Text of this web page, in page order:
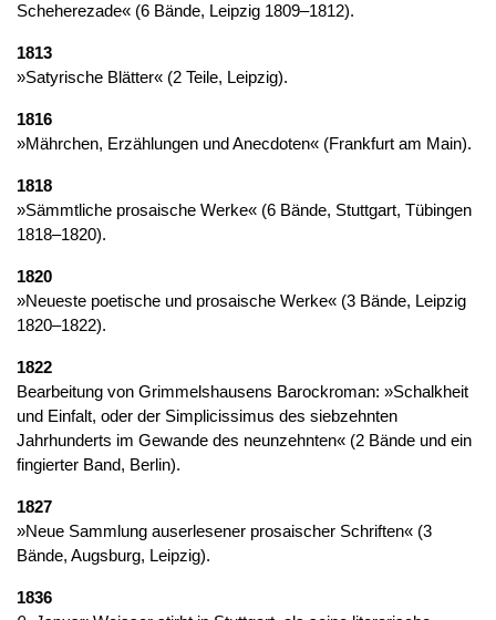
Scheherezade« (6 Bände, Leipzig 1809–1812).
1813
»Satyrische Blätter« (2 Teile, Leipzig).
1816
»Mährchen, Erzählungen und Anecdoten« (Frankfurt am Main).
1818
»Sämmtliche prosaische Werke« (6 Bände, Stuttgart, Tübingen
1818–1820).
1820
»Neueste poetische und prosaische Werke« (3 Bände, Leipzig
1820–1822).
1822
Bearbeitung von Grimmelshausens Barockroman: »Schalkheit
und Einfalt, oder der Simplicissimus des siebzehnten
Jahrhunderts im Gewande des neunzehnten« (2 Bände und ein
fingierter Band, Berlin).
1827
»Neue Sammlung auserlesener prosaischer Schriften« (3
Bände, Augsburg, Leipzig).
1836